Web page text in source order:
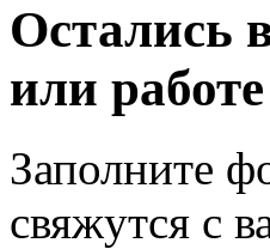
Остались
или
Заполните
свяжутся с